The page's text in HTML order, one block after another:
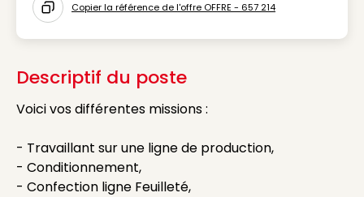
Icon copy to clipboard
Copier la référence de l'offre OFFRE - 657 214
Descriptif du poste
Voici vos différentes missions :
- Travaillant sur une ligne de production,
- Conditionnement,
- Confection ligne Feuilleté,